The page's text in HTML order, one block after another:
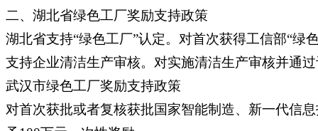
二、湖北省绿色工厂奖励支持政策
湖北省支持“绿色工厂”认定。对首次获得工信部“绿
支持企业清洁生产审核。对实施清洁生产审核并通
武汉市绿色工厂奖励支持政策
对首次获批或者复核获批国家智能制造、新一代信